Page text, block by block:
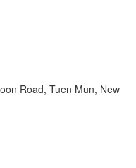
Road, Tuen Mun, New